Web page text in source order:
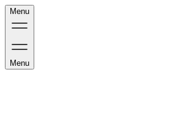
Menu
Menu